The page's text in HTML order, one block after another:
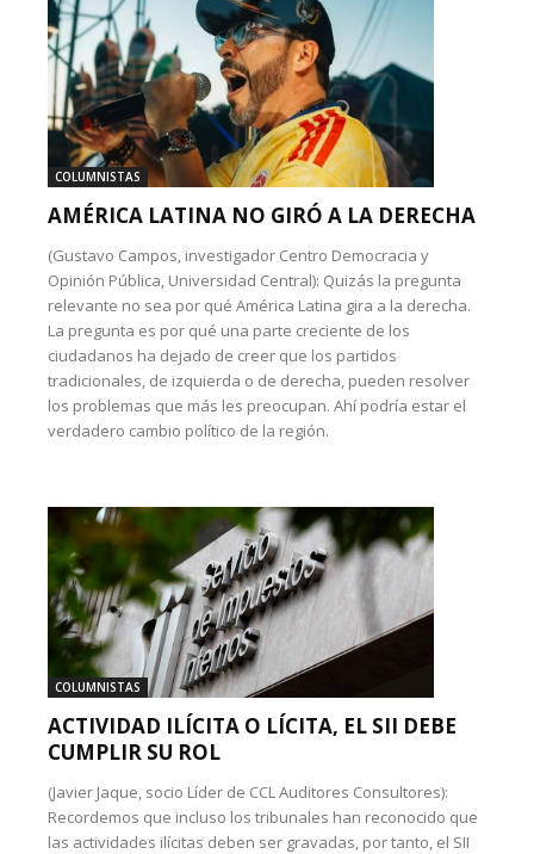
COLUMNISTAS
AMÉRICA LATINA NO GIRÓ A LA DERECHA
(Gustavo Campos, investigador Centro Democracia y
Opinión Pública, Universidad Central): Quizás la pregunta
relevante no sea por qué América Latina gira a la derecha.
La pregunta es por qué una parte creciente de los
ciudadanos ha dejado de creer que los partidos
tradicionales, de izquierda o de derecha, pueden resolver
los problemas que más les preocupan. Ahí podría estar el
verdadero cambio político de la región.
COLUMNISTAS
ACTIVIDAD ILÍCITA O LÍCITA, EL SII DEBE
CUMPLIR SU ROL
(Javier Jaque, socio Líder de CCL Auditores Consultores):
Recordemos que incluso los tribunales han reconocido que
las actividades ilícitas deben ser gravadas, por tanto, el SII